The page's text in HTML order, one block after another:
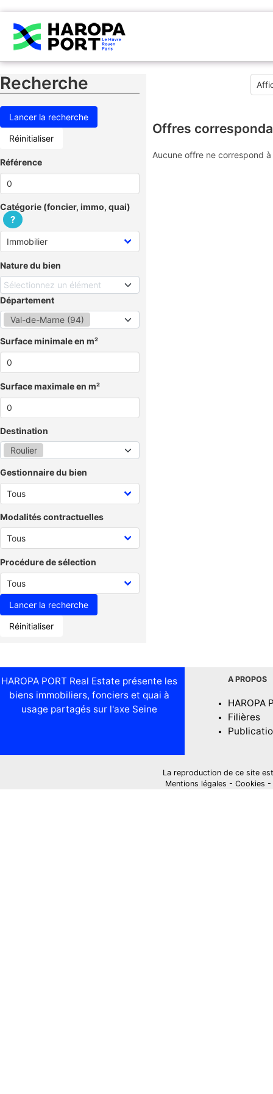
Recherche
Réinitialiser
Référence
Catégorie (foncier, immo, quai)
?
Nature du bien
Sélectionnez un élément
Département
Val-de-Marne (94)
Surface minimale en m²
Surface maximale en m²
Destination
Roulier
Gestionnaire du bien
Modalités contractuelles
Procédure de sélection
Réinitialiser
Offres
Aucune offre ne correspond
HAROPA PORT Real Estate présente les
biens immobiliers, fonciers et quai à
usage partagés sur l'axe Seine
A PROPOS
HAROPA
Filières
La reproduction de ce site
Mentions légales - Cookies -